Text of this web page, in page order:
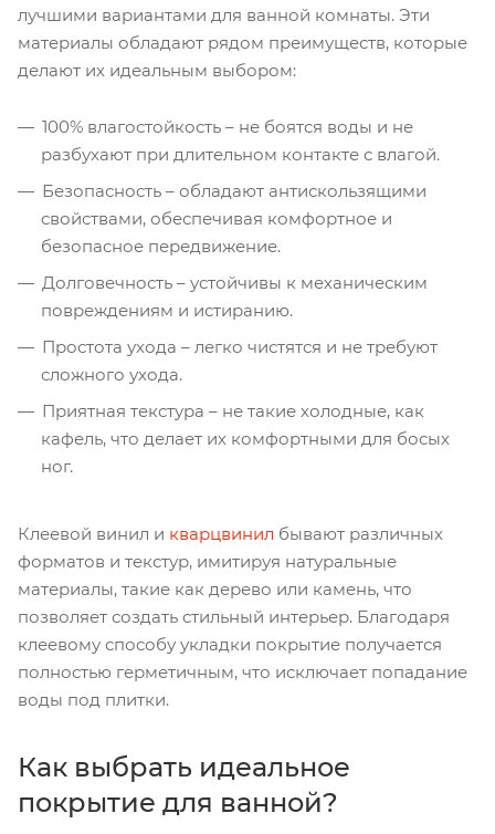
лучшими вариантами для ванной комнаты. Эти
материалы обладают рядом преимуществ, которые
делают их идеальным выбором:
100% влагостойкость – не боятся воды и не
разбухают при длительном контакте с влагой.
Безопасность – обладают антискользящими
свойствами, обеспечивая комфортное и
безопасное передвижение.
Долговечность – устойчивы к механическим
повреждениям и истиранию.
Простота ухода – легко чистятся и не требуют
сложного ухода.
Приятная текстура – не такие холодные, как
кафель, что делает их комфортными для босых
ног.
Клеевой винил и кварцвинил бывают различных
форматов и текстур, имитируя натуральные
материалы, такие как дерево или камень, что
позволяет создать стильный интерьер. Благодаря
клеевому способу укладки покрытие получается
полностью герметичным, что исключает попадание
воды под плитки.
Как выбрать идеальное
покрытие для ванной?